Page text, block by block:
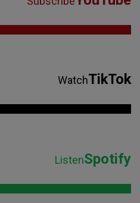
WatchTikTok
ListenSpotify